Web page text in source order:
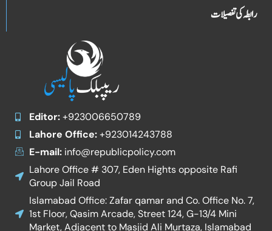
رابطہ کی تفصیلات
Editor:+923006650789
Lahore Office:+923014243788
E-mail:info@republicpolicy.com
Lahore Office # 307, Eden Hights opposite Rafi
Group Jail Road
Islamabad Office: Zafar qamar and Co. Office No. 7,
1st Floor, Qasim Arcade, Street 124, G-13/4 Mini
Market, Adjacent to Masjid Ali Murtaza, Islamabad